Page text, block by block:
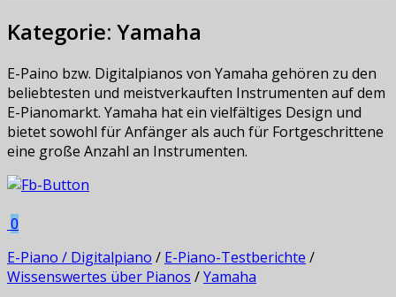
Kategorie: Yamaha
E-Paino bzw. Digitalpianos von Yamaha gehören zu den
beliebtesten und meistverkauften Instrumenten auf dem
E-Pianomarkt. Yamaha hat ein vielfältiges Design und
bietet sowohl für Anfänger als auch für Fortgeschrittene
eine große Anzahl an Instrumenten.
0
E-Piano / Digitalpiano / E-Piano-Testberichte /
Wissenswertes über Pianos /Yamaha